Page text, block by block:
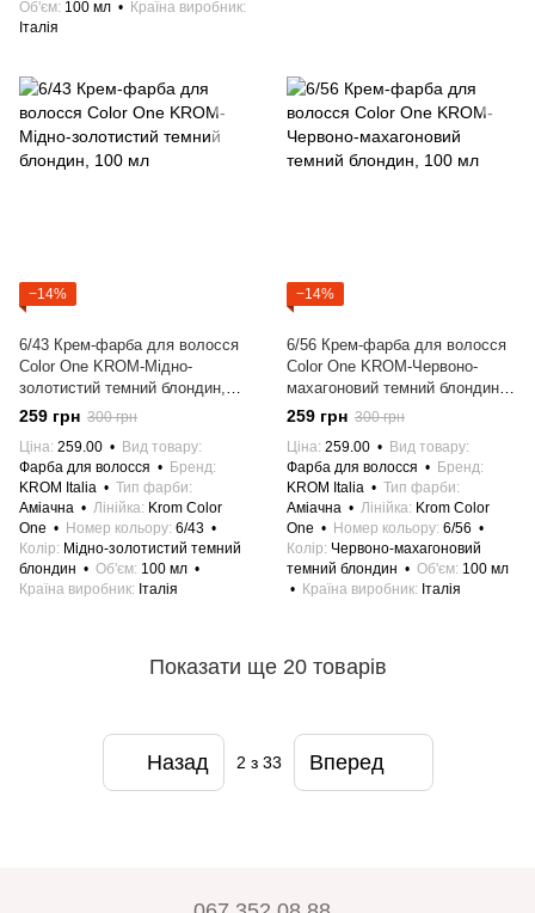
Об'єм 100 мл
Країна виробник
Італія
−14%
6/43 Крем-фарба для волосся
Color One KROM-Мідно-
золотистий темний блондин,
100 мл
259 грн 300 грн
Ціна 259.00
Вид товару
Фарба для волосся
Бренд
KROM Italia
Тип фарби
Аміачна
Лінійка Krom Color
One
Номер кольору 6/43
Колір
Мідно-золотистий темний
блондин
Об'єм 100 мл
Країна виробник
Італія
−14%
6/56 Крем-фарба для волосся
Color One KROM-Червоно-
махагоновий темний блондин,
100 мл
259 грн 300 грн
Ціна 259.00
Вид товару
Фарба для волосся
Бренд
KROM Italia
Тип фарби
Аміачна
Лінійка Krom Color
One
Номер кольору 6/56
Колір Червоно-махагоновий
темний блондин
Об'єм 100 мл
Країна виробник
Італія
Показати ще 20 товарів
Назад 2 з 33 Вперед